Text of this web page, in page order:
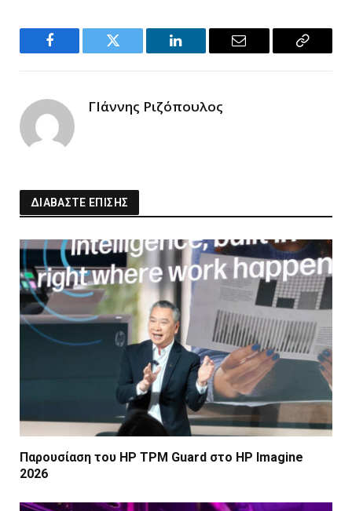
Facebook Twitter LinkedIn Email
Copy
ΓΙάννης Ριζόπουλος
ΔΙΑΒΑΣΤΕ ΕΠΙΣΗΣ
Παρουσίαση του HP TPM Guard στο HP Imagine
2026